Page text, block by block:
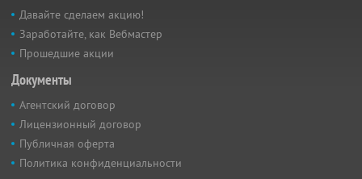
Давайте сделаем акцию!
Заработайте, как Вебмастер
Прошедшие акции
Документы
Агентский договор
Лицензионный договор
Публичная оферта
Политика конфиденциальности